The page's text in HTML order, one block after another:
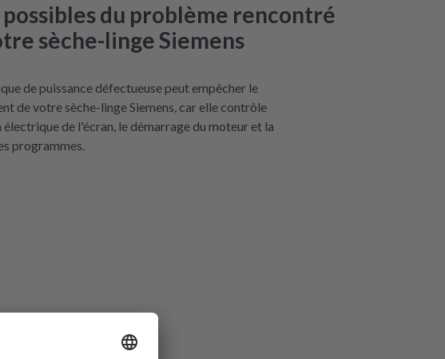
possibles du problème rencontré
sèche-linge Siemens
de puissance défectueuse peut empêcher le
de votre sèche-linge Siemens, car elle contrôle
de l'écran, le démarrage du moteur et la
programmes.